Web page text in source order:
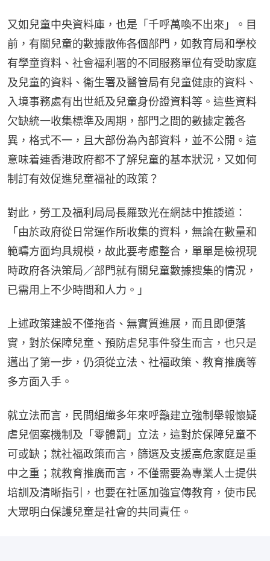
又如兒童中央資料庫，也是「千呼萬喚不出來」。目
前，有關兒童的數據散佈各個部門，如教育局和學校
有學童資料、社會福利署的不同服務單位有受助家庭
及兒童的資料、衞生署及醫管局有兒童健康的資料、
入境事務處有出世紙及兒童身份證資料等。這些資料
欠缺統一收集標準及周期，部門之間的數據定義各
異，格式不一，且大部份為內部資料，並不公開。這
意味着連香港政府都不了解兒童的基本狀況，又如何
制訂有效促進兒童福祉的政策？
對此，勞工及福利局局長羅致光在網誌中推諉道：
「由於政府從日常運作所收集的資料，無論在數量和
範疇方面均具規模，故此要考慮整合，單單是檢視現
時政府各決策局／部門就有關兒童數據搜集的情況，
已需用上不少時間和人力。」
上述政策建設不僅拖沓、無實質進展，而且即便落
實，對於保障兒童、預防虐兒事件發生而言，也只是
邁出了第一步，仍須從立法、社福政策、教育推廣等
多方面入手。
就立法而言，民間組織多年來呼籲建立強制舉報懷疑
虐兒個案機制及「零體罰」立法，這對於保障兒童不
可或缺；就社福政策而言，篩選及支援高危家庭是重
中之重；就教育推廣而言，不僅需要為專業人士提供
培訓及清晰指引，也要在社區加強宣傳教育，使市民
大眾明白保護兒童是社會的共同責任。